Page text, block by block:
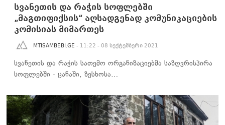
სვანეთის და რაჭის სოფლებში
„მაგთიფიქსის“ აღსადგენად კომუნიკაციების
კომისიას მიმართეს
MTISAMBEBI.GE - 11:22 - 08 სექტემბერი 2021
სვანეთის და რაჭის სათემო ორგანიზაციებმა საზღვრისპირა
სოფლებში - ცანაში, ზესხოსა…